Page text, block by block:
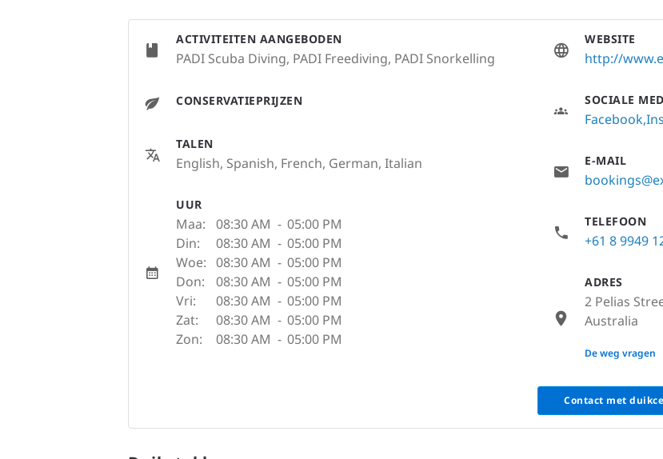
ACTIVITEITEN AANGEBODEN
PADI Scuba Diving, PADI Freediving, PADI Snorkelling
CONSERVATIEPRIJZEN
TALEN
English, Spanish, French, German, Italian
UUR
Maa: 08:30 AM - 05:00 PM
Din:
08:30 AM - 05:00 PM
Woe: 08:30 AM - 05:00 PM
Don:
08:30 AM - 05:00 PM
Vri:
08:30 AM - 05:00 PM
Zat:
08:30 AM - 05:00 PM
Zon:
08:30 AM - 05:00 PM
WEBSITE
http://
SOCIALE
Facebook
E-MAIL
TELEFOON
+61 8 9949
ADRES
2 Pelias
Australia
None
De weg vragen
Contact met